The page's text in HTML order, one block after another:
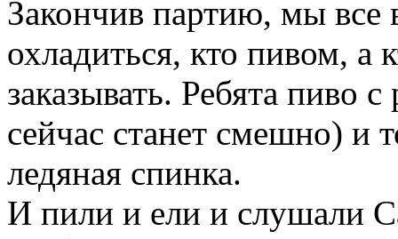
Закончив партию, мы все
охладиться, кто пивом, а
заказывать. Ребята пиво
сейчас станет смешно) и
ледяная спинка.
И пили и ели и слушали